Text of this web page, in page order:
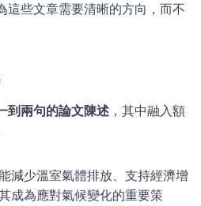
這些文章需要清晰的方向，而不
到兩句的論文陳述 ，其中融入額
減少溫室氣體排放、支持經濟增
成為應對氣候變化的重要策